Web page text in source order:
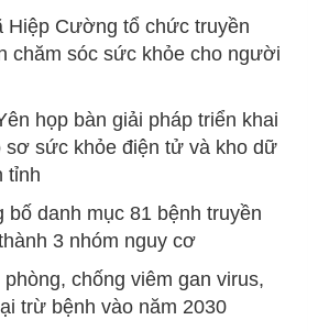
Hiệp Cường tổ chức truyền
chăm sóc sức khỏe cho người
họp bàn giải pháp triển khai
sơ sức khỏe điện tử và kho dữ
tỉnh
bố danh mục 81 bệnh truyền
3 nhóm nguy cơ
chống viêm gan virus,
trừ bệnh vào năm 2030